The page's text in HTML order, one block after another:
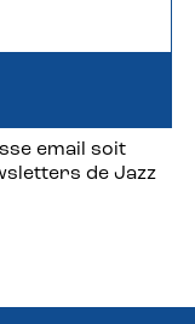
email soit
de Jazz